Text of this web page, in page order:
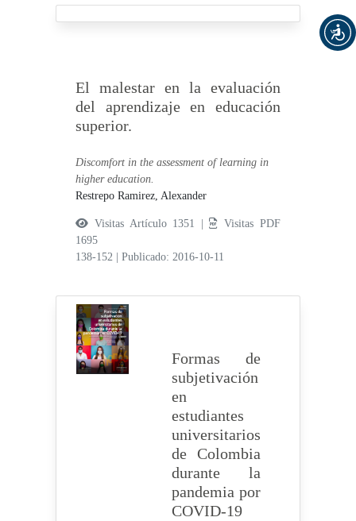
El malestar en la evaluación
del aprendizaje en educación
superior.
Discomfort in the assessment of learning in
higher education.
Restrepo Ramirez, Alexander
Visitas Artículo 1351 |
Visitas PDF
1695
138-152
|Publicado: 2016-10-11
Formas de
subjetivación
en
estudiantes
universitarios
de Colombia
durante la
pandemia por
COVID-19